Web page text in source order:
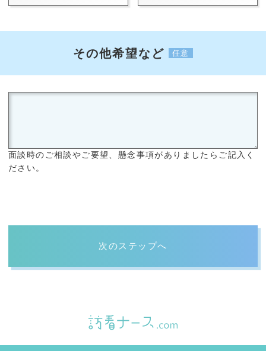
その他希望など 任意
面談時のご相談やご要望、懸念事項がありましたらご記入く
ださい。
次のステップへ